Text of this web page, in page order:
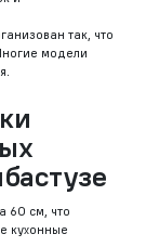
так, что
модели
60 см, что
кухонные